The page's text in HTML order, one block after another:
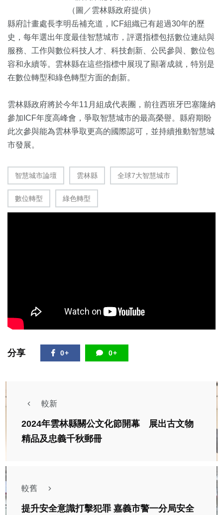
（圖／雲林縣政府提供）
縣府計畫處長李明岳補充道，ICF組織已有超過30年的歷
史，每年選出年度最佳智慧城市，評選指標包括數位連結與
服務、工作與數位科技人才、科技創新、公民參與、數位包
容和永續等。雲林縣在這些指標中展現了顯著成就，特別是
在數位轉型和綠色轉型方面的創新。
雲林縣政府將於今年11月組成代表團，前往西班牙巴塞隆納
參加ICF年度高峰會，爭取智慧城市的最高榮譽。縣府期盼
此次參與能為雲林爭取更高的國際認可，並持續推動智慧城
市發展。
智慧城市論壇 雲林縣 全球7大智慧城市
數位轉型 綠色轉型
分享 0+ 0+
較新
2024年雲林縣關公文化節開幕 展出古文物
精品及忠義千秋郵冊
較舊
提升安全意識打擊犯罪 嘉義市警一分局安全